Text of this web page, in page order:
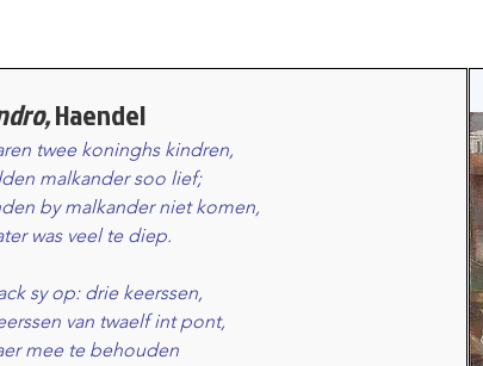
Haendel
twee koninghs kindren,
malkander soo lief;
by malkander niet komen,
was veel te diep.
sy op: drie keerssen,
van twaelf int pont,
mee te behouden